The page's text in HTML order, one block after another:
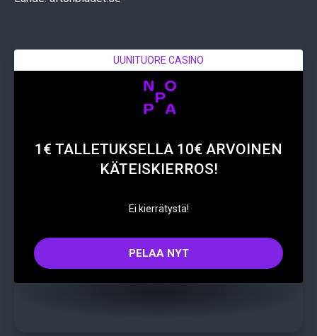
UUNITUORE CASINO
1€ TALLETUKSELLA 10€ ARVOINEN
KÄTEISKIERROS!
Ei kierrätystä!
PELAA NYT